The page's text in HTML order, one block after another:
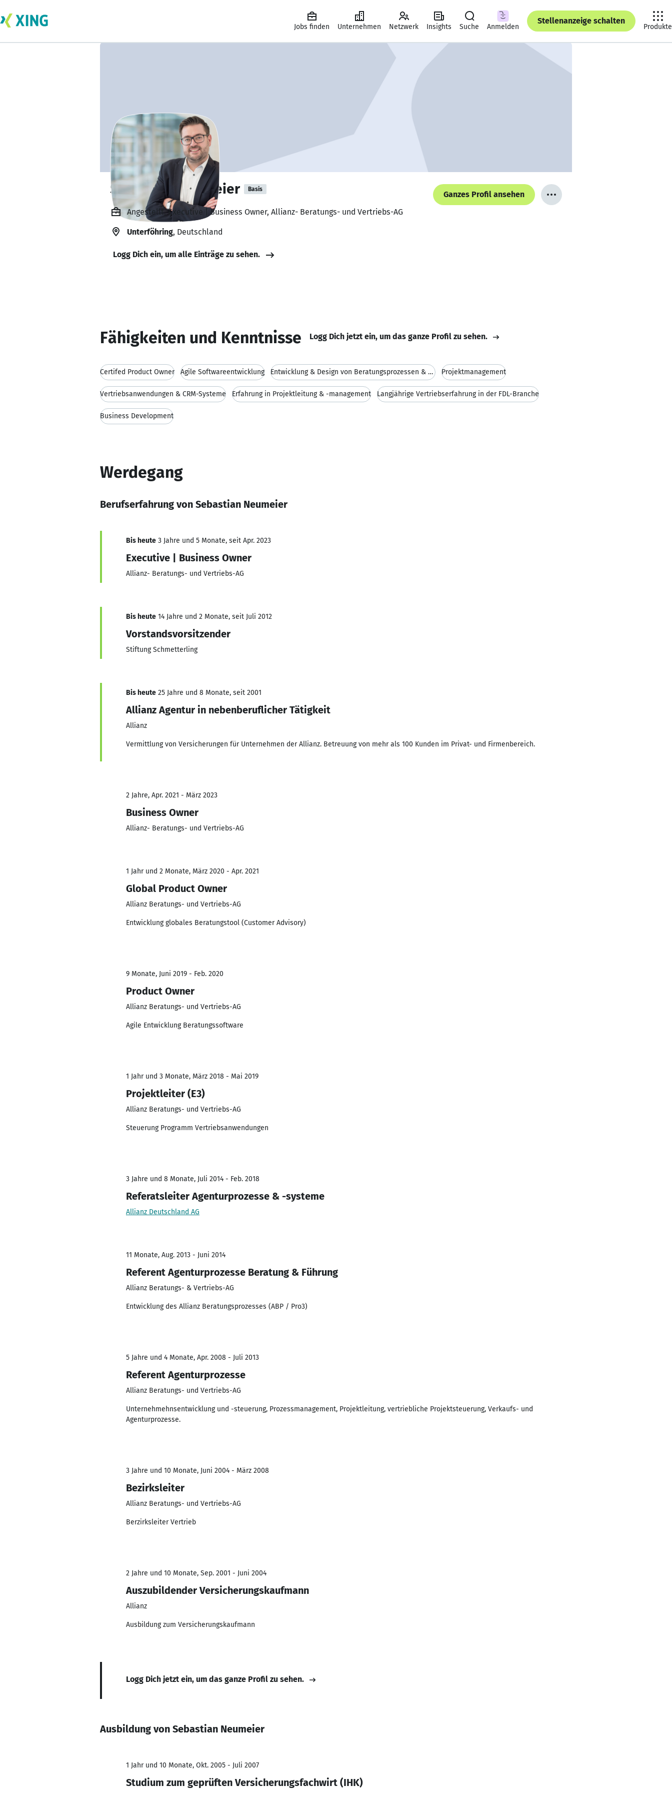
Jobs finden Unternehmen Netzwerk Insights Suche Anmelden
Stellenanzeige schalten
Produkte
Sebastian Neumeier Basis
Ganzes Profil ansehen
Angestellt, Executive | Business Owner, Allianz- Beratungs- und Vertriebs-AG
Unterföhring, Deutschland
Logg Dich ein, um alle Einträge zu sehen.
Fähigkeiten und Kenntnisse Logg Dich jetzt ein, um das ganze Profil zu sehen.
Certifed Product Owner Agile Softwareentwicklung Entwicklung & Design von Beratungsprozessen & -sys Projektmanagement
Vertriebsanwendungen & CRM-Systeme Erfahrung in Projektleitung & -management Langjährige Vertriebserfahrung in der FDL-Branche
Business Development
Werdegang
Berufserfahrung von Sebastian Neumeier
Bis heute 3 Jahre und 5 Monate, seit Apr. 2023
Executive | Business Owner
Allianz- Beratungs- und Vertriebs-AG
Bis heute 14 Jahre und 2 Monate, seit Juli 2012
Vorstandsvorsitzender
Stiftung Schmetterling
Bis heute 25 Jahre und 8 Monate, seit 2001
Allianz Agentur in nebenberuflicher Tätigkeit
Allianz
Vermittlung von Versicherungen für Unternehmen der Allianz. Betreuung von mehr als 100 Kunden im Privat- und Firmenbereich.
2 Jahre, Apr. 2021 - März 2023
Business Owner
Allianz- Beratungs- und Vertriebs-AG
1 Jahr und 2 Monate, März 2020 - Apr. 2021
Global Product Owner
Allianz Beratungs- und Vertriebs-AG
Entwicklung globales Beratungstool (Customer Advisory)
9 Monate, Juni 2019 - Feb. 2020
Product Owner
Allianz Beratungs- und Vertriebs-AG
Agile Entwicklung Beratungssoftware
1 Jahr und 3 Monate, März 2018 - Mai 2019
Projektleiter (E3)
Allianz Beratungs- und Vertriebs-AG
Steuerung Programm Vertriebsanwendungen
3 Jahre und 8 Monate, Juli 2014 - Feb. 2018
Referatsleiter Agenturprozesse & -systeme
Allianz Deutschland AG
11 Monate, Aug. 2013 - Juni 2014
Referent Agenturprozesse Beratung & Führung
Allianz Beratungs- & Vertriebs-AG
Entwicklung des Allianz Beratungsprozesses (ABP / Pro3)
5 Jahre und 4 Monate, Apr. 2008 - Juli 2013
Referent Agenturprozesse
Allianz Beratungs- und Vertriebs-AG
Unternehmehnsentwicklung und -steuerung, Prozessmanagement, Projektleitung, vertriebliche Projektsteuerung, Verkaufs- und
Agenturprozesse.
3 Jahre und 10 Monate, Juni 2004 - März 2008
Bezirksleiter
Allianz Beratungs- und Vertriebs-AG
Berzirksleiter Vertrieb
2 Jahre und 10 Monate, Sep. 2001 - Juni 2004
Auszubildender Versicherungskaufmann
Allianz
Ausbildung zum Versicherungskaufmann
Logg Dich jetzt ein, um das ganze Profil zu sehen.
Ausbildung von Sebastian Neumeier
1 Jahr und 10 Monate, Okt. 2005 - Juli 2007
Studium zum geprüften Versicherungsfachwirt (IHK)